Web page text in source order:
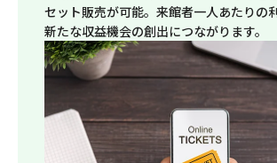
セット販売が可能。来館者一人あたりの
新たな収益機会の創出につながります。